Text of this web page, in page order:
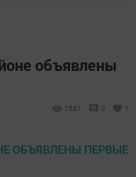
объявлены
1581 0 1